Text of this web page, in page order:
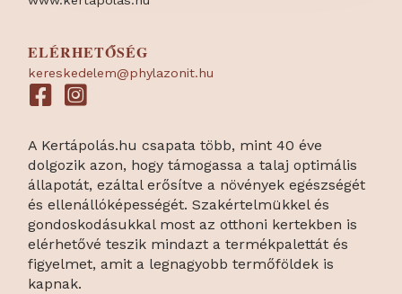
ELÉRHETŐSÉG
kereskedelem@phylazonit.hu
A Kertápolás.hu csapata több, mint 40 éve
dolgozik azon, hogy támogassa a talaj optimális
állapotát, ezáltal erősítve a növények egészségét
és ellenállóképességét. Szakértelmükkel és
gondoskodásukkal most az otthoni kertekben is
elérhetővé teszik mindazt a termékpalettát és
figyelmet, amit a legnagyobb termőföldek is
kapnak.